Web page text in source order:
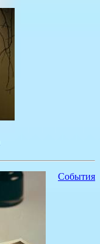
События